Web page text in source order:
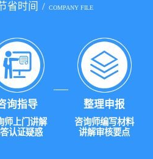
省时间 / COMPANY FILE
询指导
师上门讲解
认证疑惑
整理申报
咨询师编写材料
讲解审核要点